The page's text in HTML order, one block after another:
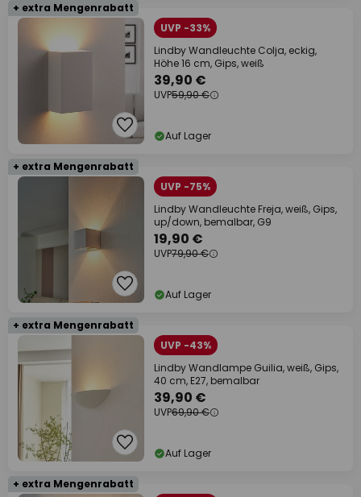
+ extra Mengenrabatt
UVP -33%
Lindby Wandleuchte Colja, eckig,
Höhe 16 cm, Gips, weiß
39,90 €
UVP59,90 €
Auf Lager
+ extra Mengenrabatt
UVP -75%
Lindby Wandleuchte Freja, weiß, Gips,
up/down, bemalbar, G9
19,90 €
UVP79,90 €
Auf Lager
+ extra Mengenrabatt
UVP -43%
Lindby Wandlampe Guilia, weiß, Gips,
40 cm, E27, bemalbar
39,90 €
UVP69,90 €
Auf Lager
+ extra Mengenrabatt